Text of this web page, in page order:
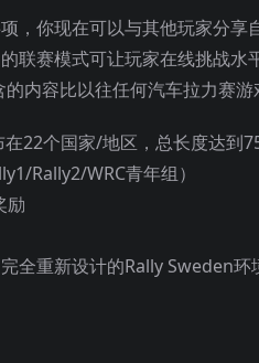
，你现在可以与其他玩家分享
联赛模式可让玩家在线挑战水
内容比以往任何汽车拉力赛游
22个国家/地区，总长度达到
Rally2/WRC青年组）
励
全重新设计的Rally Sweden